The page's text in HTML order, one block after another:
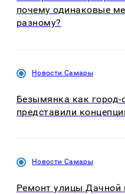
почему одинаковые
разному?
Новости Самары
Безымянка как город-
представили
Новости Самары
Ремонт улицы Дачной